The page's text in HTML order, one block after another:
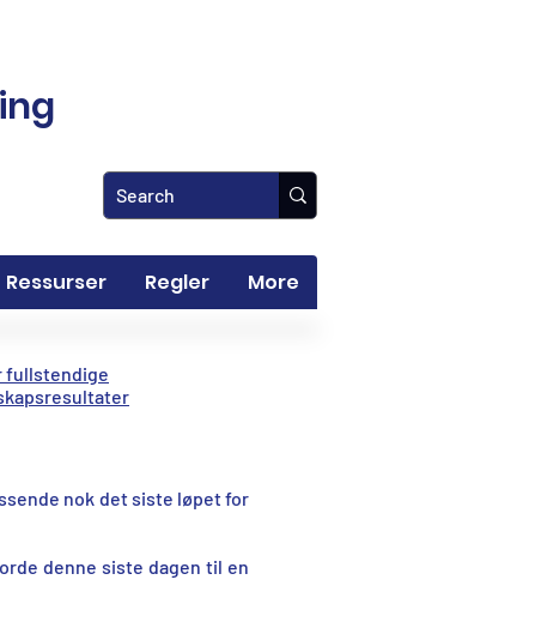
Ressurser Regler More
fullstendige
nok det siste løpet for
denne siste dagen til en